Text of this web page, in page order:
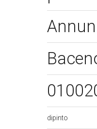
dipinto